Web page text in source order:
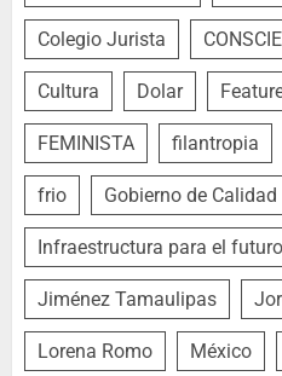
Colegio Jurista
Cultura Dolar
FEMINISTA filantropia
frio Gobierno de Calidad
Infraestructura para el futuro
Jiménez Tamaulipas
Lorena Romo México